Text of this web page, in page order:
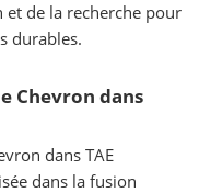
de la recherche pour
durables.
Chevron dans
dans TAE
dans la fusion